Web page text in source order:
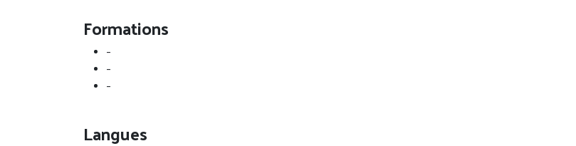
Formations
-
-
-
Langues